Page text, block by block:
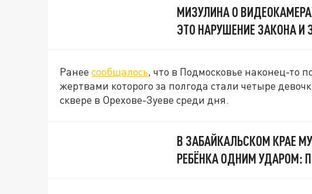
МИЗУЛИНА О
ЭТО НАРУШЕНИЕ ЗАКОНА
Ранее сообщалось, что в Подмосковье наконец-то
жертвами которого за полгода стали четыре
сквере в Орехове-Зуеве среди дня.
В ЗАБАЙКАЛЬСКОМ КРАЕ
РЕБЁНКА ОДНИМ УДАРОМ: